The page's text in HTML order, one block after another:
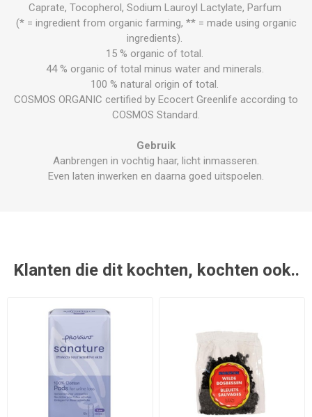
Caprate, Tocopherol, Sodium Lauroyl Lactylate, Parfum
(* = ingredient from organic farming, ** = made using organic
ingredients).
15 % organic of total.
44 % organic of total minus water and minerals.
100 % natural origin of total.
COSMOS ORGANIC certified by Ecocert Greenlife according to
COSMOS Standard.
Gebruik
Aanbrengen in vochtig haar, licht inmasseren.
Even laten inwerken en daarna goed uitspoelen.
Klanten die dit kochten, kochten ook..